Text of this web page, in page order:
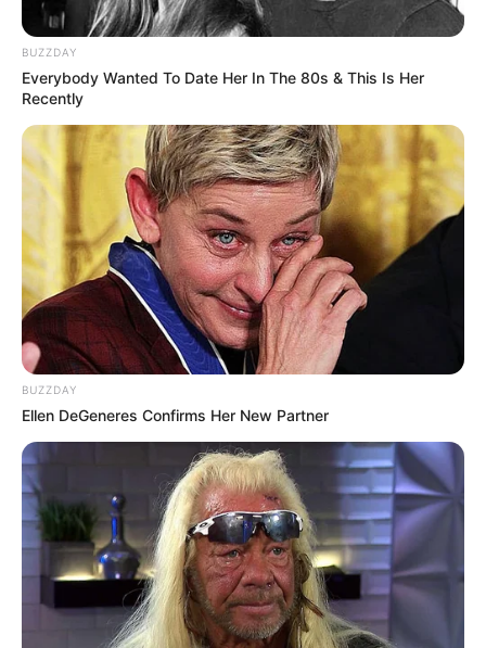
BUZZDAY
Everybody Wanted To Date Her In The 80s & This Is Her
Recently
BUZZDAY
Ellen DeGeneres Confirms Her New Partner